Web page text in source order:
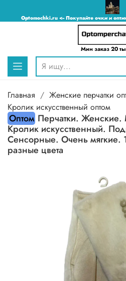
Optomochki.ru <-- Покупайте очки и
Мин заказ 20
Главная
Женские перчатки
Кролик искусственный оптом
Оптом Перчатки. Женские.
Кролик искусственный.
Сенсорные. Очень мягкие.
разные цвета